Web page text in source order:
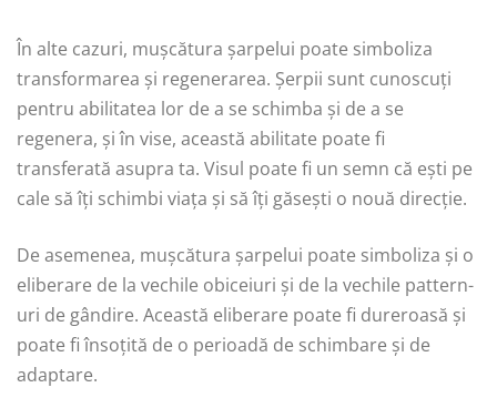
În alte cazuri, mușcătura șarpelui poate simboliza
transformarea și regenerarea. Șerpii sunt cunoscuți
pentru abilitatea lor de a se schimba și de a se
regenera, și în vise, această abilitate poate fi
transferată asupra ta. Visul poate fi un semn că ești pe
cale să îți schimbi viața și să îți găsești o nouă direcție.
De asemenea, mușcătura șarpelui poate simboliza și o
eliberare de la vechile obiceiuri și de la vechile pattern-
uri de gândire. Această eliberare poate fi dureroasă și
poate fi însoțită de o perioadă de schimbare și de
adaptare.